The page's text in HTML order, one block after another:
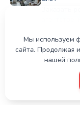
PR Panda
СМИ под
© 2026
Мы используем
сайта. Продолжая
нашей